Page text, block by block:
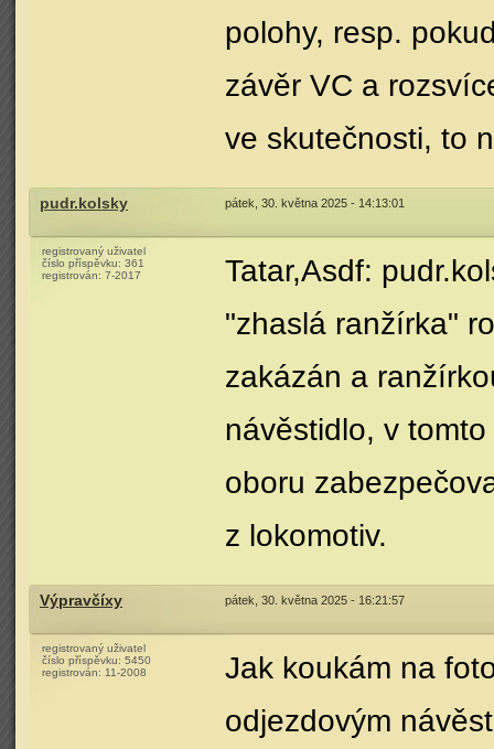
polohy, resp.
závěr VC a
ve skutečnosti, to
pudr.kolsky pátek, 30. května 2025 - 14:13:01
registrovaný uživatel
číslo příspěvku: 361
registrován: 7-2017
Tatar,Asdf:
"zhaslá ranžírka"
zakázán a
návěstidlo, v
oboru
z lokomotiv.
Výpravčíxy pátek, 30. května 2025 - 16:21:57
registrovaný uživatel
číslo příspěvku: 5450
registrován: 11-2008
Jak koukám na
odjezdovým